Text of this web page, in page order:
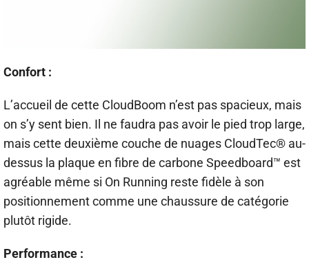
Confort :
L’accueil de cette CloudBoom n’est pas spacieux, mais
on s’y sent bien. Il ne faudra pas avoir le pied trop large,
mais cette deuxième couche de nuages CloudTec® au-
dessus la plaque en fibre de carbone Speedboard™ est
agréable même si On Running reste fidèle à son
positionnement comme une chaussure de catégorie
plutôt rigide.
Performance :